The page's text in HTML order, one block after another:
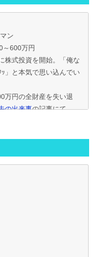
ン
～600万円
株式投資を開始。「俺な
」と本気で思い込んでい
万円の全財産を失い退
の出来事の記事にて
践して利益を積上げて行
。
円の大損分を取り戻す
投資資金を500万円
ｲｻﾞｰ･ｿｰｼｬﾙﾚﾝﾃﾞｨﾝｸﾞ･暴